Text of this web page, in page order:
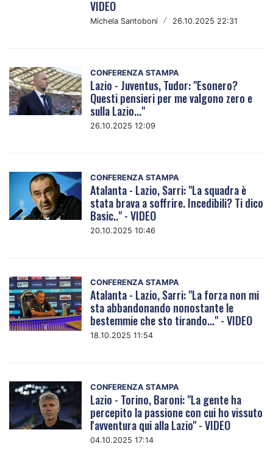
VIDEO
Michela Santoboni / 26.10.2025 22:31
CONFERENZA STAMPA
Lazio - Juventus, Tudor: "Esonero?
Questi pensieri per me valgono zero e
sulla Lazio..."
26.10.2025 12:09
CONFERENZA STAMPA
Atalanta - Lazio, Sarri: "La squadra è
stata brava a soffrire. Incedibili? Ti dico
Basic.." - VIDEO
20.10.2025 10:46
CONFERENZA STAMPA
Atalanta - Lazio, Sarri: "La forza non mi
sta abbandonando nonostante le
bestemmie che sto tirando..." - VIDEO
18.10.2025 11:54
CONFERENZA STAMPA
Lazio - Torino, Baroni: "La gente ha
percepito la passione con cui ho vissuto
l'avventura qui alla Lazio" - VIDEO
04.10.2025 17:14